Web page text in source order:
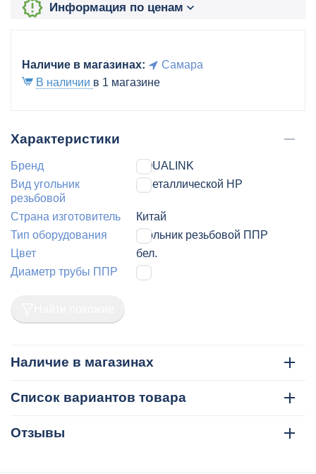
Информация по ценам
Наличие в магазинах:
Самара
В наличии в 1 магазине
Характеристики
Бренд
AQUALINK
Вид угольник
резьбовой
с металлической НР
Страна изготовитель
Китай
Тип оборудования
Угольник резьбовой ППР
Цвет
бел.
Диаметр трубы ППР
Наличие в магазинах
Список вариантов товара
Отзывы